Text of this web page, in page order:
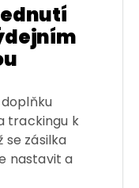
trackingu k
se zásilka
nastavit a